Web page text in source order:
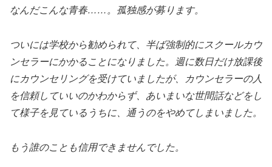
なんだこんな青春……。孤独感が募ります。
ついには学校から勧められて、半ば強制的にスクールカウ
ンセラーにかかることになりました。週に数日だけ放課後
にカウンセリングを受けていましたが、カウンセラーの人
を信頼していいのかわからず、あいまいな世間話などをし
て様子を見ているうちに、通うのをやめてしまいました。
もう誰のことも信用できませんでした。